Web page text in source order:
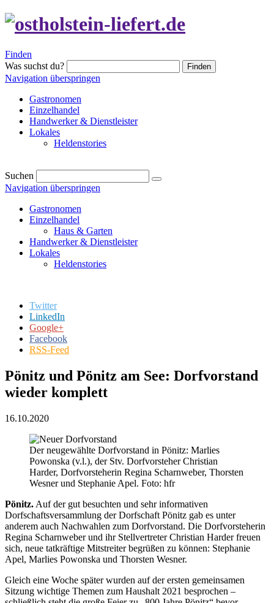
Finden
Was suchst du?
Finden
Navigation überspringen
Gastronomen
Einzelhandel
Handwerker & Dienstleister
Lokales
Heldenstories
Suchen
Navigation überspringen
Gastronomen
Einzelhandel
Haus & Garten
Handwerker & Dienstleister
Lokales
Heldenstories
Twitter
LinkedIn
Google+
Facebook
RSS-Feed
Pönitz und Pönitz am See: Dorfvorstand
wieder komplett
16.10.2020
Der neugewählte Dorfvorstand in Pönitz: Marlies
Powonska (v.l.), der Stv. Dorfvorsteher Christian
Harder, Dorfvorsteherin Regina Scharnweber, Thorsten
Wesner und Stephanie Apel. Foto: hfr
Pönitz. Auf der gut besuchten und sehr informativen
Dorfschaftsversammlung der Dorfschaft Pönitz gab es unter
anderem auch Nachwahlen zum Dorfvorstand. Die Dorfvorsteherin
Regina Scharnweber und ihr Stellvertreter Christian Harder freuen
sich, neue tatkräftige Mitstreiter begrüßen zu können: Stephanie
Apel, Marlies Powonska und Thorsten Wesner.
Gleich eine Woche später wurden auf der ersten gemeinsamen
Sitzung wichtige Themen zum Haushalt 2021 besprochen –